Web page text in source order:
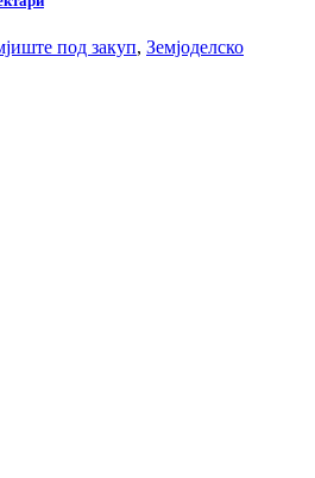
под закуп, Земјоделско